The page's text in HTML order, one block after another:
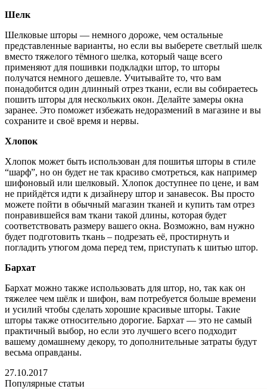
Шелк
Шелковые шторы — немного дороже, чем остальные
представленные варианты, но если вы выберете светлый шелк
вместо тяжелого тёмного шелка, который чаще всего
применяют для пошивки подкладки штор, то шторы
получатся немного дешевле. Учитывайте то, что вам
понадобится один длинный отрез ткани, если вы собираетесь
пошить шторы для нескольких окон. Делайте замеры окна
заранее. Это поможет избежать недоразмений в магазине и вы
сохраните и своё время и нервы.
Хлопок
Хлопок может быть использован для пошитья шторы в стиле
“шарф”, но он будет не так красиво смотреться, как например
шифоновый или шелковый. Хлопок доступнее по цене, и вам
не прийдётся идти к дизайнеру штор и занавесок. Вы просто
можете пойти в обычный магазин тканей и купить там отрез
понравившейся вам ткани такой длины, которая будет
соответствовать размеру вашего окна. Возможно, вам нужно
будет подготовить ткань – подрезать её, простирнуть и
погладить утюгом дома перед тем, приступать к шитью штор.
Бархат
Бархат можно также использовать для штор, но, так как он
тяжелее чем шёлк и шифон, вам потребуется больше времени
и усилий чтобы сделать хорошие красивые шторы. Такие
шторы также относительно дорогие. Бархат — это не самый
практичный выбор, но если это лучшего всего подходит
вашему домашнему декору, то дополнительные затраты будут
весьма оправданы.
27.10.2017
Популярные статьи